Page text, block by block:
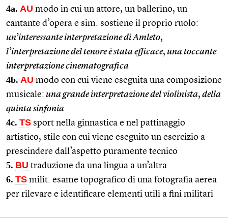
4a. AU modo in cui un attore, un ballerino, un
cantante d’opera e sim. sostiene il proprio ruolo:
un’interessante interpretazione di Amleto,
l’interpretazione del tenore è stata efficace, una toccante
interpretazione cinematografica
4b. AU modo con cui viene eseguita una composizione
musicale: una grande interpretazione del violinista, della
quinta sinfonia
4c. TS sport nella ginnastica e nel pattinaggio
artistico, stile con cui viene eseguito un esercizio a
prescindere dall’aspetto puramente tecnico
5. BU traduzione da una lingua a un’altra
6. TS milit. esame topografico di una fotografia aerea
per rilevare e identificare elementi utili a fini militari